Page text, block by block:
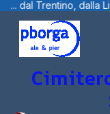
Sardegna.